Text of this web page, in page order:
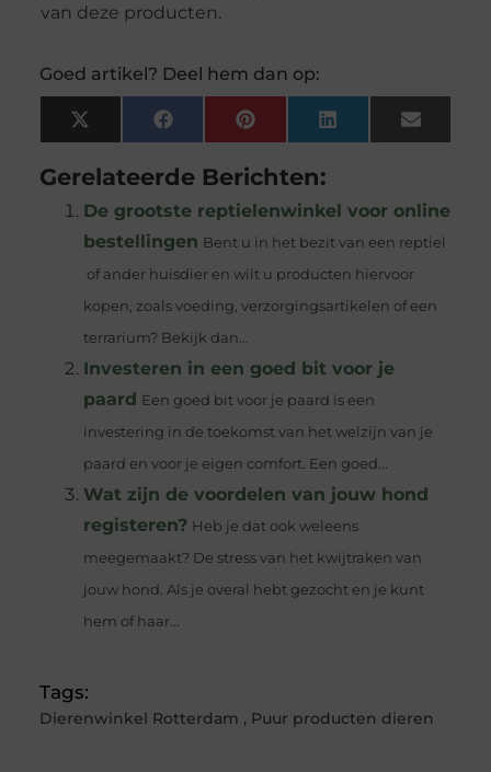
van deze producten.
Goed artikel? Deel hem dan op:
X
(Twitter)
FacebookPinterestLinkedInEmail
Gerelateerde Berichten:
De grootste reptielenwinkel voor online
bestellingen Bent u in het bezit van een reptiel
of ander huisdier en wilt u producten hiervoor
kopen, zoals voeding, verzorgingsartikelen of een
terrarium? Bekijk dan...
Investeren in een goed bit voor je
paard Een goed bit voor je paard is een
investering in de toekomst van het welzijn van je
paard en voor je eigen comfort. Een goed...
Wat zijn de voordelen van jouw hond
registeren? Heb je dat ook weleens
meegemaakt? De stress van het kwijtraken van
jouw hond. Als je overal hebt gezocht en je kunt
hem of haar...
Tags:
Dierenwinkel Rotterdam , Puur producten dieren